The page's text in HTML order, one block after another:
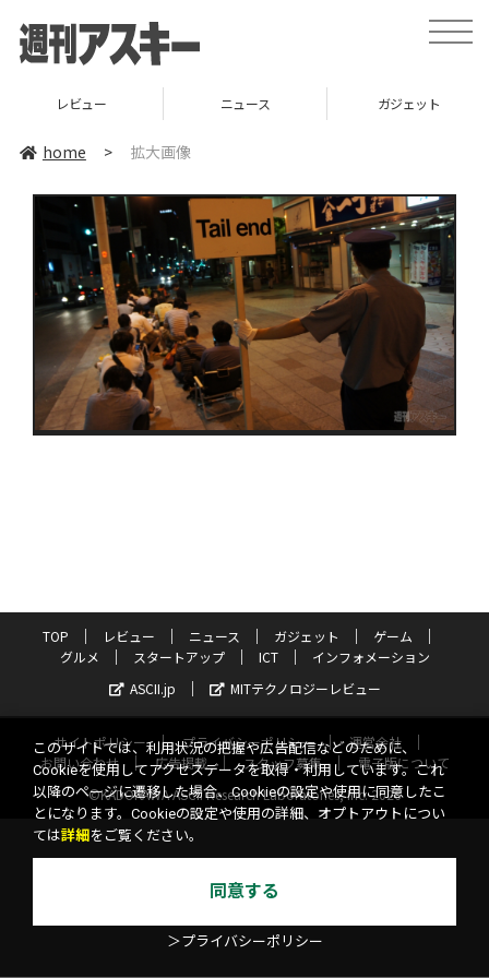
toggle
レビュー ニュース ガジェット
home > 拡大画像
TOP レビュー ニュース ガジェット
ゲーム
グルメ
スタートアップ ICT
インフォメーション
ASCII.jp
MITテクノロジーレビュー
サイトポリシー プライバシーポリシー
運営会社
お問い合わせ
広告掲載 スタッフ募集
電子版について
©KADOKAWA ASCII Research Laboratories, Inc. 2026
このサイトでは、利用状況の把握や広告配信などのために、
Cookieを使用してアクセスデータを取得・利用しています。これ
以降のページに遷移した場合、Cookieの設定や使用に同意したこ
とになります。Cookieの設定や使用の詳細、オプトアウトについ
ては詳細 をご覧ください。
同意する
＞プライバシーポリシー